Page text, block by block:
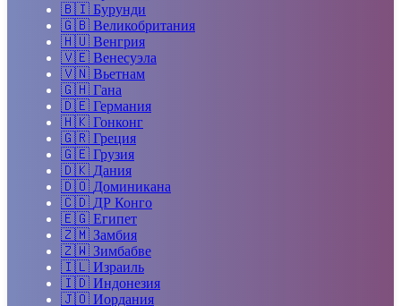
🇧🇮 Бурунди
🇬🇧 Великобритания
🇭🇺 Венгрия
🇻🇪 Венесуэла
🇻🇳 Вьетнам
🇬🇭 Гана
🇩🇪 Германия
🇭🇰 Гонконг
🇬🇷 Греция
🇬🇪 Грузия
🇩🇰 Дания
🇩🇴 Доминикана
🇨🇩 ДР Конго
🇪🇬 Египет
🇿🇲 Замбия
🇿🇼 Зимбабве
🇮🇱 Израиль
🇮🇩 Индонезия
🇯🇴 Иордания